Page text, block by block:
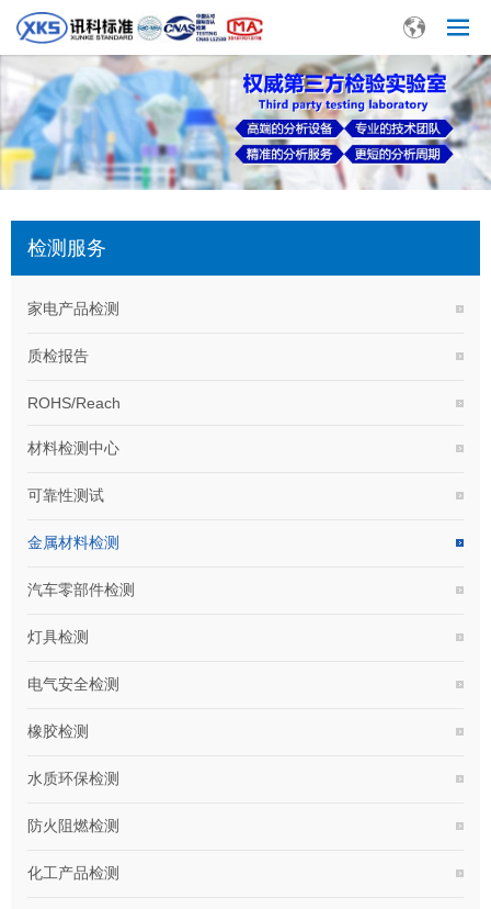
检测服务
家电产品检测
质检报告
ROHS/Reach
材料检测中心
可靠性测试
金属材料检测
汽车零部件检测
灯具检测
电气安全检测
橡胶检测
水质环保检测
防火阻燃检测
化工产品检测